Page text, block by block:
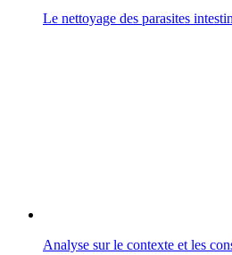
Le nettoyage des parasites
Analyse sur le contexte et les